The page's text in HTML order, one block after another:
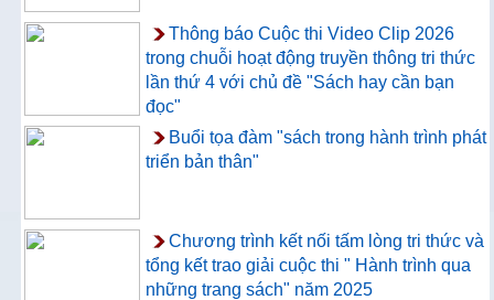
Thông báo Cuộc thi Video Clip 2026
trong chuỗi hoạt động truyền thông tri thức
lần thứ 4 với chủ đề "Sách hay cần bạn
đọc"
Buổi tọa đàm "sách trong hành trình phát
triển bản thân"
Chương trình kết nối tấm lòng tri thức và
tổng kết trao giải cuộc thi " Hành trình qua
những trang sách" năm 2025